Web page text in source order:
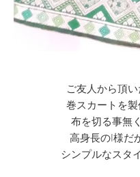
ご友人から頂
巻スカートを製
布を切る事無
高身長のI様だ
シンプルなスタ